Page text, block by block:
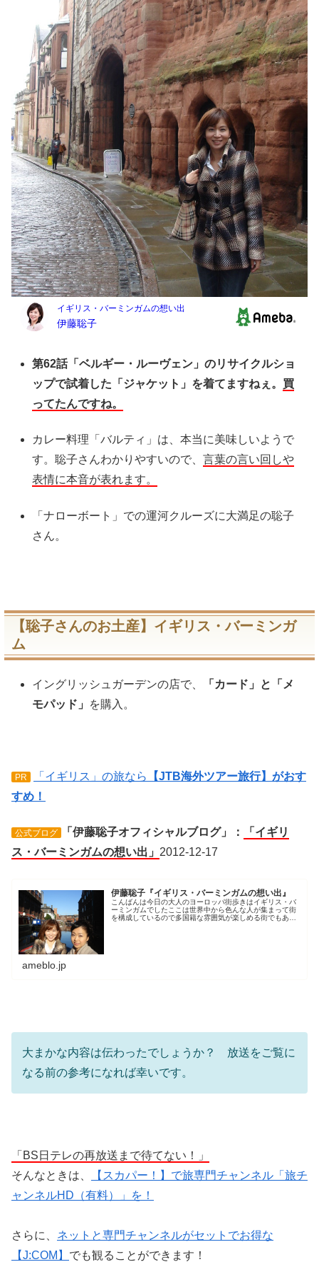
第62話「ベルギー・ルーヴェン」のリサイクルショ
ップで試着した「ジャケット」を着てますねぇ。 買
ってたんですね。
カレー料理「バルティ」は、本当に美味しいようで
す。聡子さんわかりやすいので、言葉の言い回しや
表情に本音が表れます。
「ナローボート」での運河クルーズに大満足の聡子
さん。
【聡子さんのお土産】イギリス・バーミンガ
ム
イングリッシュガーデンの店で、
「カード」と「メ
モパッド」
を購入。
PR 「イギリス」の旅なら
【JTB海外ツアー旅行】がおす
すめ！
公式ブログ 「伊藤聡子オフィシャルブログ」：
「イギリ
ス・バーミンガムの想い出」 2012-12-17
伊藤聡子『イギリス・バーミンガムの想い出』
こんばんは今日の大人のヨーロッパ街歩きはイギリス・バ
ーミンガムでしたここは世界中から色んな人が集まって街
を構成しているので多国籍な雰囲気が楽しめる街でもあり
ameblo.jp
大まかな内容は伝わったでしょうか？ 放送をご覧に
なる前の参考になれば幸いです。
「BS日テレの再放送まで待てない！」
そんなときは、
【スカパー！】で旅専門チャンネル「旅チ
ャンネルHD（有料）」を！
さらに、 ネットと専門チャンネルがセットでお得な
【J:COM】 でも観ることができます！